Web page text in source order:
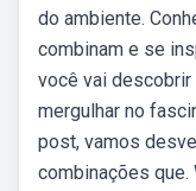
do ambiente.
combinam e se
você vai descobrir
mergulhar no
post, vamos
combinações que.